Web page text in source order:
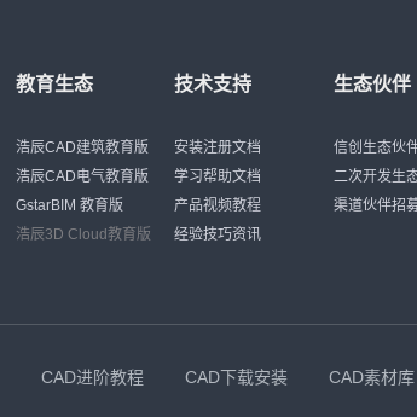
教育生态
浩辰CAD建筑教育版
浩辰CAD电气教育版
GstarBIM 教育版
浩辰3D Cloud教育版
技术支持
安装注册文档
学习帮助文档
产品视频教程
经验技巧资讯
生态伙伴
信创生态伙
二次开发生
渠道伙伴招
CAD进阶教程 CAD下载安装 CAD素材库